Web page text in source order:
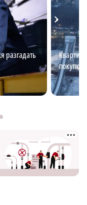
разгадать